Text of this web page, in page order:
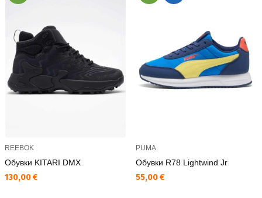
REEBOK
Обувки KITARI DMX
Текуща цена:
130,00 €
PUMA
Обувки R78 Lightwind Jr
Текуща цена:
55,00 €